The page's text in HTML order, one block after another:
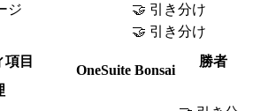
ジ
🤝 引き分け
🤝 引き分け
目
OneSuite Bonsai
勝者